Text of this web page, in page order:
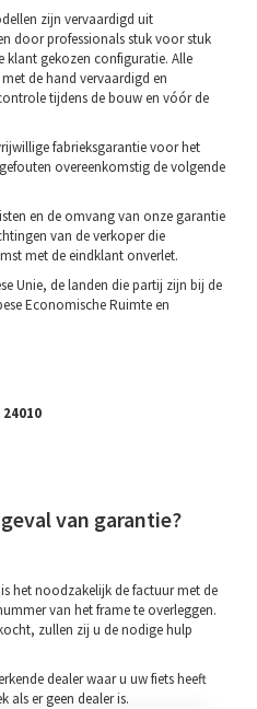
zijn vervaardigd uit
door professionals stuk voor stuk
klant gekozen configuratie. Alle
de hand vervaardigd en
tijdens de bouw en vóór de
fabrieksgarantie voor het
overeenkomstig de volgende
en de omvang van onze garantie
van de verkoper die
met de eindklant onverlet.
Unie, de landen die partij zijn bij de
Economische Ruimte en
van garantie?
het noodzakelijk de factuur met de
van het frame te overleggen.
zullen zij u de nodige hulp
dealer waar u uw fiets heeft
als er geen dealer is.